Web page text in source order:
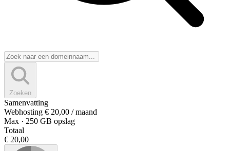
Zoeken
Samenvatting
Webhosting € 20,00 / maand
Max · 250 GB opslag
Totaal
€ 20,00